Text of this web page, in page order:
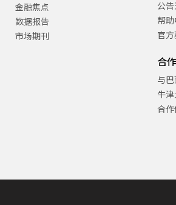
金融焦点
数据报告
市场期刊
公
帮
官
合
与
牛
合